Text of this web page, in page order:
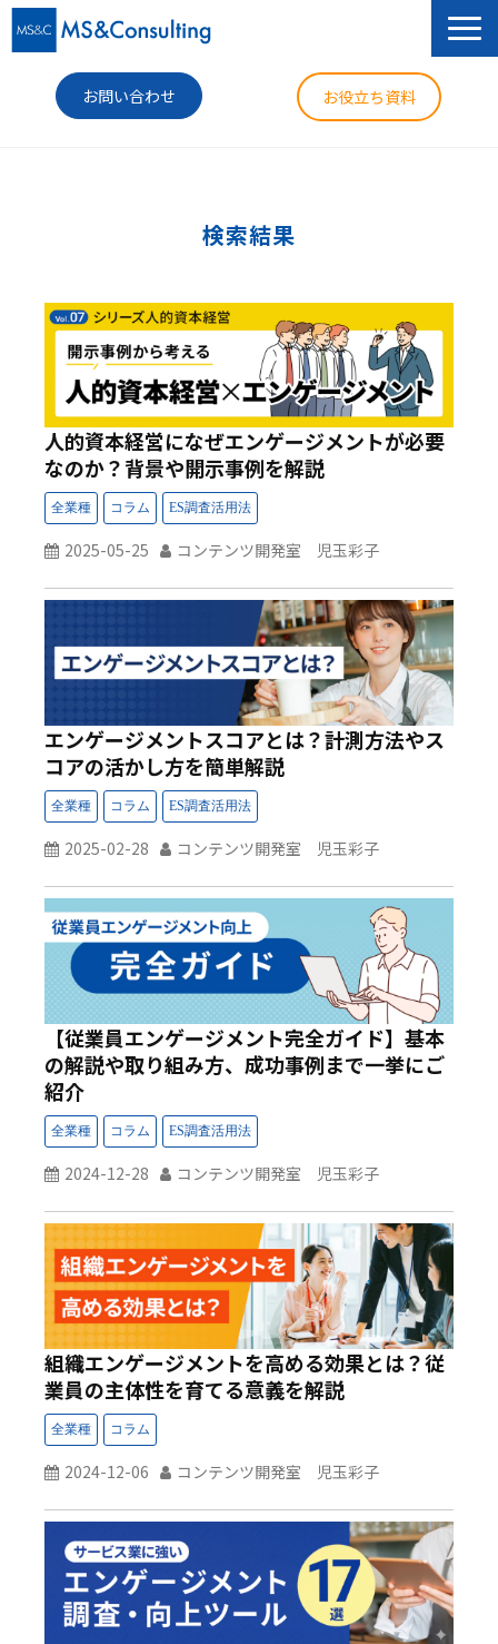
お問い合わせ お役立ち資料
コラム
ニュース
企業情報
検索結果
人的資本経営になぜエンゲージメントが必要
なのか？背景や開示事例を解説
2025-05-25 コンテンツ開発室 児玉彩子
エンゲージメントスコアとは？計測方法やス
コアの活かし方を簡単解説
2025-02-28 コンテンツ開発室 児玉彩子
【従業員エンゲージメント完全ガイド】基本
の解説や取り組み方、成功事例まで一挙にご
紹介
2024-12-28 コンテンツ開発室 児玉彩子
組織エンゲージメントを高める効果とは？従
業員の主体性を育てる意義を解説
2024-12-06 コンテンツ開発室 児玉彩子